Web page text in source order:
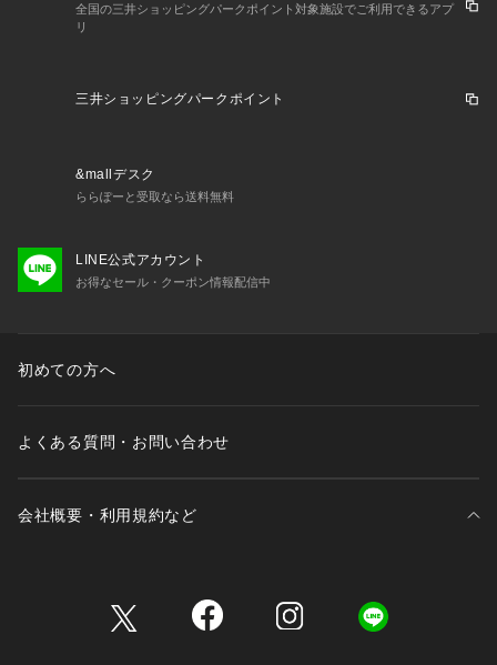
合がございます。
＊店頭及び屋外での撮影画像は、光の当たり具合で色味が違っ
＊商品画像に関しては出来る限り忠実に表示出来るよう努めて
＊製品洗い加工の商品は、多少の歪み、シワなどが見られた
時や、摩擦により色落ちし、他の衣料を汚すことがありますの
で（特に濃色のもの）ご注意ください。
＊この製品はインディゴ染めです。他の製品では味わえない自
＊雨や汗による、濡れた状態での使用は、色落ちや色移行の原
っていきます。ご了承ください。
＊摩擦により淡い色のものとの重ね着や、イス、バック、ベル
歪み、シワなどが見られたり、風合いやサイズ等が1枚1枚異な
※サンプルでの採寸のため、サイズ表はあくまで目安となりま
す。予めご了承ください。
全国の三井ショッピングパークポイント対象施設でご利用できるアプ
リ
三井ショッピングパークポイント
&mallデスク
ららぽーと受取なら送料無料
LINE公式アカウント
お得なセール・クーポン情報配信中
初めての方へ
よくある質問・お問い合わせ
会社概要・利用規約など